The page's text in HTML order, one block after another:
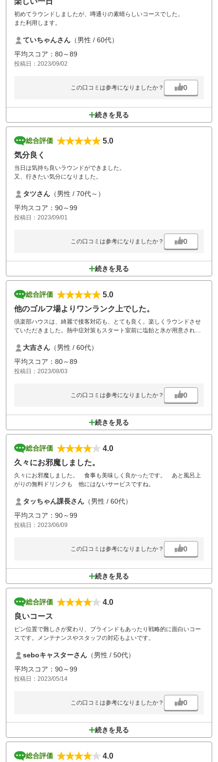
初めてラウンドしましたが、噂通りの素晴らしいコースでした。
また利用します。
ていちゃんさん （男性 / 60代）
平均スコア：80～89
投稿日：2023/09/02
この口コミは参考になりましたか？ 0
続きを見る
総合評価
5.0
気分良く
当日は気持ち良いラウンドができました。
又、行きたい気分になりました。
タツさん （男性 / 70代～）
平均スコア：90～99
投稿日：2023/09/01
この口コミは参考になりましたか？ 0
続きを見る
総合評価
5.0
他のゴルフ場よりワンランク上でした。
倶楽部ハウスは、綺麗で接客対応も、とても良く。楽しくラウンドさせ
ていただきました。熱中症対策もスタート室前に塩飴と氷が用意されて
スも、昼食時にワンドリンク付きで良かったです。又行きたいコースで
した。
大吉さん （男性 / 60代）
平均スコア：80～89
投稿日：2023/08/03
この口コミは参考になりましたか？ 0
続きを見る
総合評価
4.0
久々にお邪魔しました。
久々にお邪魔しました。 食事も美味しく良かったです。 あと風呂上
がりの無料ドリンクも 他にはないサービスですね。
タッちゃん課長さん （男性 / 60代）
平均スコア：90～99
投稿日：2023/06/09
この口コミは参考になりましたか？ 0
続きを見る
総合評価
4.0
良いコース
ピン位置で難しさが変わり、ブラインドもあったり戦略的に面白いコー
スです。メンテナンスやスタッフの対応もよいです。
seboキャスターさん （男性 / 50代）
平均スコア：90～99
投稿日：2023/05/14
この口コミは参考になりましたか？ 0
続きを見る
総合評価
4.0